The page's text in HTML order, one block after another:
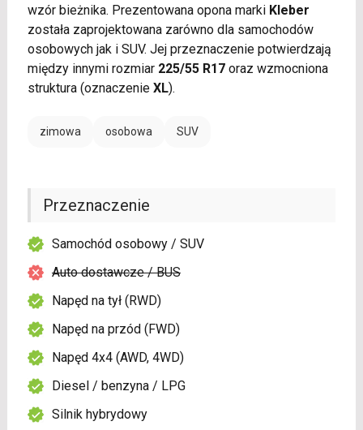
wzór bieżnika. Prezentowana opona marki Kleber
została zaprojektowana zarówno dla samochodów
osobowych jak i SUV. Jej przeznaczenie potwierdzają
między innymi rozmiar 225/55 R17oraz wzmocniona
struktura (oznaczenie XL).
zimowa osobowa SUV
Przeznaczenie
Samochód osobowy / SUV
Auto dostawcze / BUS
Napęd na tył (RWD)
Napęd na przód (FWD)
Napęd 4x4 (AWD, 4WD)
Diesel / benzyna / LPG
Silnik hybrydowy